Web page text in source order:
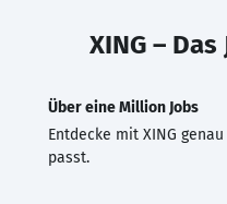
XING –
Über eine Million Jobs
Entdecke mit XING
passt.